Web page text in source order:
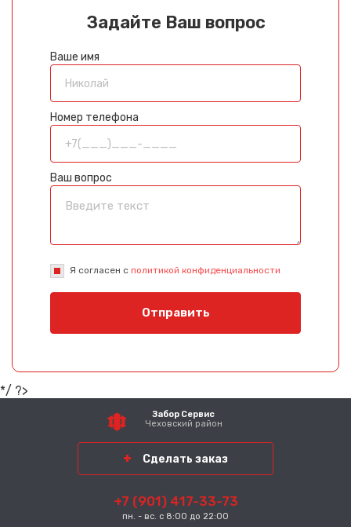
Задайте Ваш вопрос
Ваше имя
Номер телефона
Ваш вопрос
Я согласен с политикой конфиденциальности
Отправить
*/ ?>
Забор Сервис
Чеховский район
Сделать заказ
+7 (901) 417-33-73
пн. - вс. с 8:00 до 22:00